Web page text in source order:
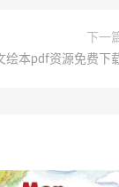
下一
绘本pdf资源免费下